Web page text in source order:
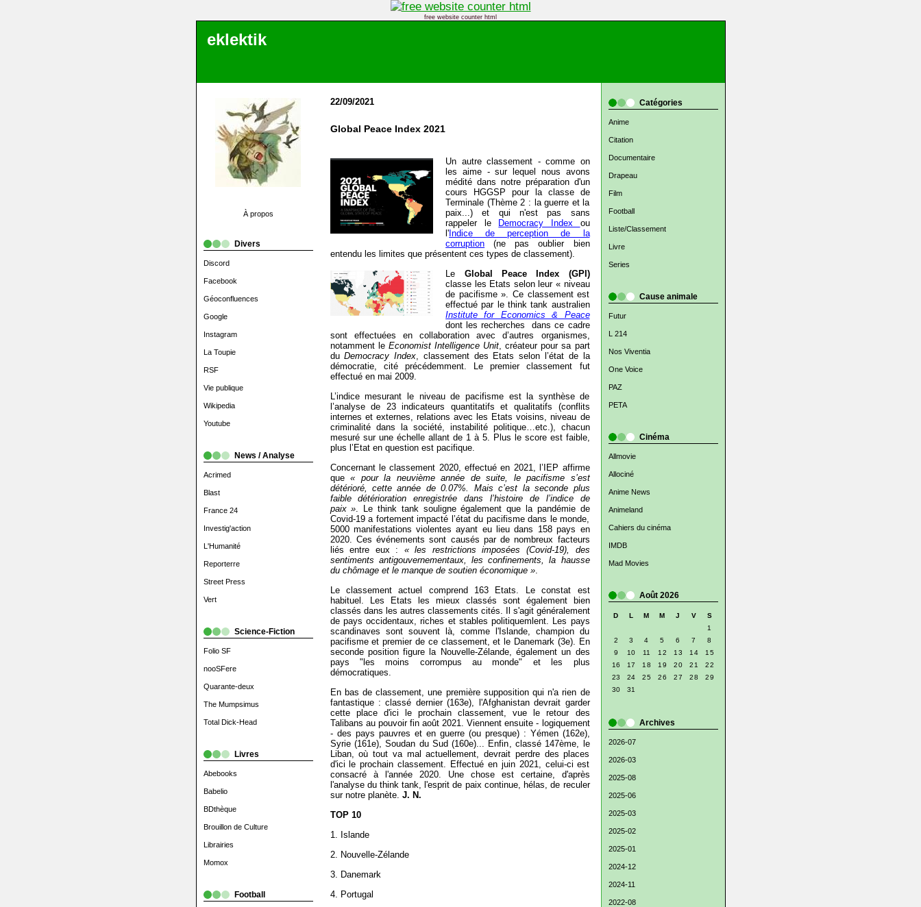
free website counter html
eklektik
À propos
Divers
Discord
Facebook
Géoconfluences
Google
Instagram
La Toupie
RSF
Vie publique
Wikipedia
Youtube
News / Analyse
Acrimed
Blast
France 24
Investig'action
L'Humanité
Reporterre
Street Press
Vert
Science-Fiction
Folio SF
nooSFere
Quarante-deux
The Mumpsimus
Total Dick-Head
Livres
Abebooks
Babelio
BDthèque
Brouillon de Culture
Librairies
Momox
Football
Catégories
Anime
Citation
Documentaire
Drapeau
Film
Football
Liste/Classement
Livre
Series
Cause animale
Futur
L 214
Nos Viventia
One Voice
PAZ
PETA
Cinéma
Allmovie
Allociné
Anime News
Animeland
Cahiers du cinéma
IMDB
Mad Movies
Août 2026
D L M M J V
S
1
2
3 4 5 6 7
8
9
10 11 12 13 14
15
16
17 18 19 20 21
22
23
24 25 26 27 28
29
30
31
Archives
2026-07
2026-03
2025-08
2025-06
2025-03
2025-02
2025-01
2024-12
2024-11
2022-08
22/09/2021
Global Peace Index 2021
Un autre classement - comme on
les aime - sur lequel nous avons
médité dans notre préparation d'un
cours HGGSP pour la classe de
Terminale (Thème 2 : la guerre et la
paix...) et qui n'est pas sans
rappeler le
Democracy Index ou
l' Indice de perception de la
corruption (ne pas oublier bien
entendu les limites que présentent ces types de classement).
Le Global Peace Index (GPI)
classe les Etats selon leur « niveau
de pacifisme ». Ce classement est
effectué par le think tank australien
Institute for Economics & Peace
dont les recherches dans ce cadre
sont effectuées en collaboration avec d’autres organismes,
notamment le Economist Intelligence Unit, créateur pour sa part
duDemocracy Index, classement des Etats selon l’état de la
démocratie, cité précédemment. Le premier classement fut
effectué en mai 2009.
L’indice mesurant le niveau de pacifisme est la synthèse de
l’analyse de 23 indicateurs quantitatifs et qualitatifs (conflits
internes et externes, relations avec les Etats voisins, niveau de
criminalité dans la société, instabilité politique…etc.), chacun
mesuré sur une échelle allant de 1 à 5. Plus le score est faible,
plus l’Etat en question est pacifique.
Concernant le classement 2020, effectué en 2021, l’IEP affirme
que « pour la neuvième année de suite, le pacifisme s’est
détérioré, cette année de 0.07%. Mais c’est la seconde plus
faible détérioration enregistrée dans l’histoire de l’indice de
paix ». Le think tank souligne également que la pandémie de
Covid-19 a fortement impacté l’état du pacifisme dans le monde,
5000 manifestations violentes ayant eu lieu dans 158 pays en
2020. Ces événements sont causés par de nombreux facteurs
liés entre eux : « les restrictions imposées (Covid-19), des
sentiments antigouvernementaux, les confinements, la hausse
du chômage et le manque de soutien économique ».
Le classement actuel comprend 163 Etats. Le constat est
habituel. Les Etats les mieux classés sont également bien
classés dans les autres classements cités. Il s'agit généralement
de pays occidentaux, riches et stables politiquemlent. Les pays
scandinaves sont souvent là, comme l'Islande, champion du
pacifisme et premier de ce classement, et le Danemark (3e). En
seconde position figure la Nouvelle-Zélande, également un des
pays "les moins corrompus au monde" et les plus
démocratiques.
En bas de classement, une première supposition qui n'a rien de
fantastique : classé dernier (163e), l'Afghanistan devrait garder
cette place d'ici le prochain classement, vue le retour des
Talibans au pouvoir fin août 2021. Viennent ensuite - logiquement
- des pays pauvres et en guerre (ou presque) : Yémen (162e),
Syrie (161e), Soudan du Sud (160e)... Enfin, classé 147ème, le
Liban, où tout va mal actuellement, devrait perdre des places
d'ici le prochain classement. Effectué en juin 2021, celui-ci est
consacré à l'année 2020. Une chose est certaine, d'après
l'analyse du think tank, l'esprit de paix continue, hélas, de reculer
sur notre planète. J. N.
TOP 10
1. Islande
2. Nouvelle-Zélande
3. Danemark
4. Portugal